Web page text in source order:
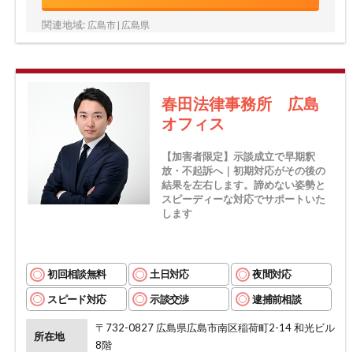
関連地域: 広島市 | 広島県
春田法律事務所 広島
オフィス
【加害者限定】示談成立で早期釈
放・不起訴へ｜初期対応がその後の
結果を左右します。諦めない姿勢と
スピーディーな対応でサポートいた
します
初回相談無料 土日対応 夜間対応
スピード対応 示談交渉 逮捕前相談
所在地
〒732-0827 広島県広島市南区稲荷町2-14 和光ビル
8階